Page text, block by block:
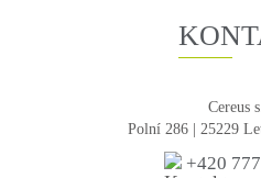
Cereus
Polní 286 | 25229
+420